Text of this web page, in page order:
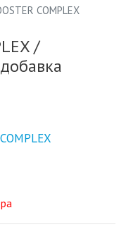
COMPLEX
/